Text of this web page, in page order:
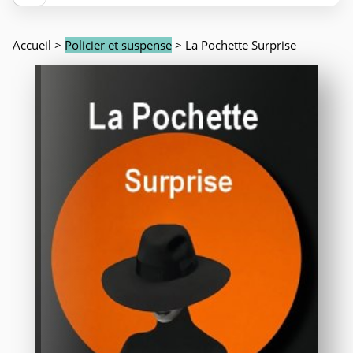
Accueil > Policier et suspense > La Pochette Surprise